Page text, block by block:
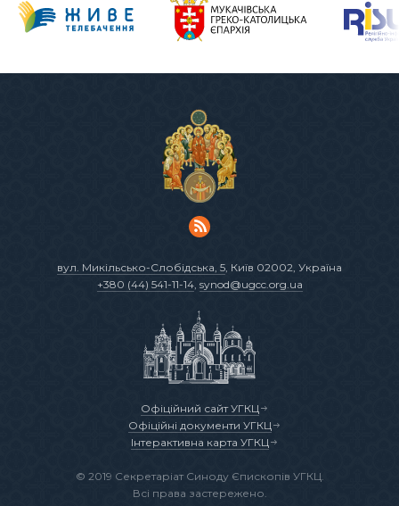
вул. Микільсько-Слобідська, 5 , Київ 02002, Україна
+380 (44) 541-11-14, synod@ugcc.org.ua
Офіційний сайт УГКЦ
Офіційні документи УГКЦ
Інтерактивна карта УГКЦ
© 2019 Секретаріат Синоду Єпископів УГКЦ.
Всі права застережено.